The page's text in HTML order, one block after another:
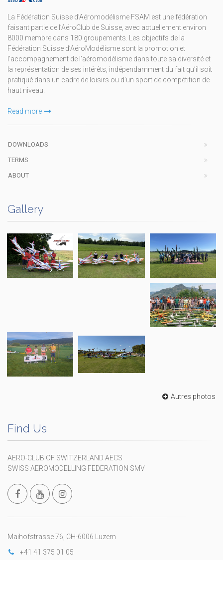
La Fédération Suisse d’Aéromodélisme FSAM est une fédération
faisant partie de l’AéroClub de Suisse, avec actuellement environ
8000 membre dans 180 groupements. Les objectifs de la
Fédération Suisse d’AéroModélisme sont la promotion et
l’accompagnement de l’aéromodélisme dans toute sa diversité et
la représentation de ses intérêts, indépendamment du fait qu’il soit
pratiqué dans un cadre de loisirs ou d’un sport de compétition de
haut niveau.
Read more
DOWNLOADS
TERMS
ABOUT
Gallery
Autres photos
Find Us
AERO-CLUB OF SWITZERLAND AECS
SWISS AEROMODELLING FEDERATION SMV
Maihofstrasse 76, CH-6006 Luzern
+41 41 375 01 05